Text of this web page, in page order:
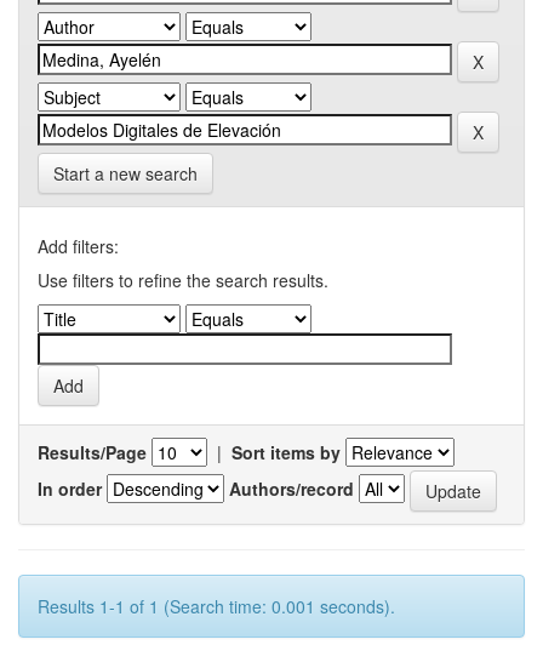
Start a new search
Add filters:
Use filters to refine the search results.
Results/Page | Sort items by
In order
Authors/record
Results 1-1 of 1 (Search time: 0.001 seconds).